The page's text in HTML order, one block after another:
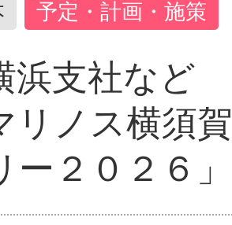
予定・計画・施策
浜支社など
リノス横須
ー２０２６」